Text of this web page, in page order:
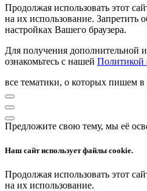
Продолжая использовать этот
на их использование. Запретить
настройках Вашего браузера.
Для получения дополнительной
ознакомьтесь с нашей Политикой
все тематики, о которых пишем в
Предложите свою тему, мы её
Наш сайт использует файлы cookie.
Продолжая использовать этот
на их использование.